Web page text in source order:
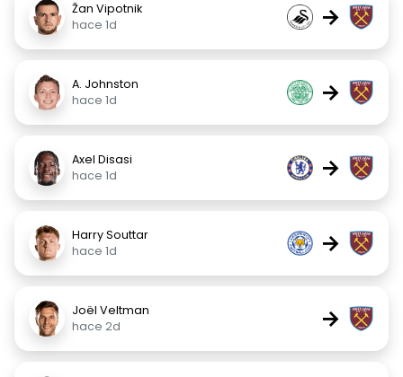
Žan Vipotnik
hace 1d
→
A. Johnston
hace 1d
→
Axel Disasi
hace 1d
→
Harry Souttar
hace 1d
→
Joël Veltman
hace 2d
→